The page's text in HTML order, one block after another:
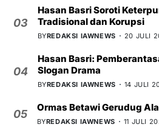
03
Hasan Basri Soroti
Tradisional dan Korupsi
BYREDAKSI IAWNEWS 20 JULI
04
Hasan Basri:
Slogan Drama
BYREDAKSI IAWNEWS 14 JULI
05
Ormas Betawi Gerudug
BYREDAKSI IAWNEWS 11 JULI